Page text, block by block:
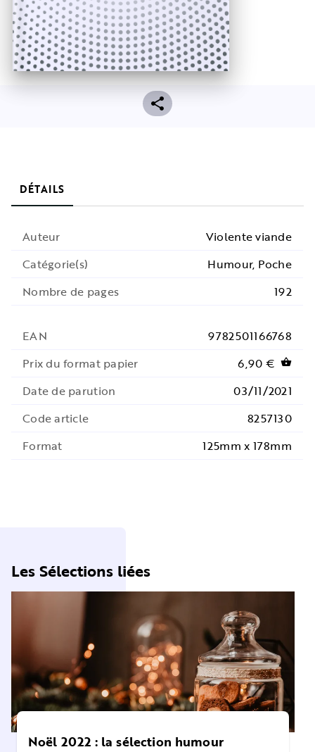
DÉTAILS
Auteur
Violente viande
Catégorie(s)
Humour, Poche
Nombre de pages
192
EAN
9782501166768
Prix du format papier
6,90 € shopping_basket
Date de parution
03/11/2021
Code article
8257130
Format
125mm x 178mm
Les Sélections liées
Noël 2022 : la sélection humour